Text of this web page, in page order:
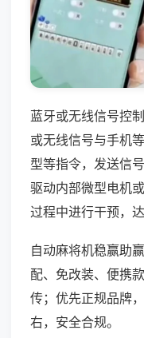
蓝牙或无线信号控
或无线信号与手机
型等指令，发送信
驱动内部微型电机
过程中进行干预，
自动麻将机稳赢助
配、免改装、便携
传；优先正规品牌
右，安全合规。